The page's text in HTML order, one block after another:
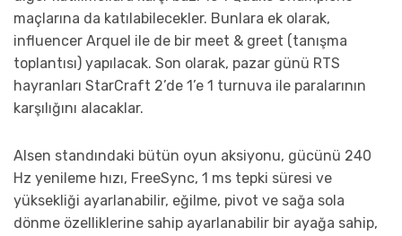
maçlarına da katılabilecekler. Bunlara ek olarak,
influencer Arquel ile de bir meet & greet (tanışma
toplantısı) yapılacak. Son olarak, pazar günü RTS
hayranları StarCraft 2’de 1’e 1 turnuva ile paralarının
karşılığını alacaklar.
Alsen standındaki bütün oyun aksiyonu, gücünü 240
Hz yenileme hızı, FreeSync, 1 ms tepki süresi ve
yüksekliği ayarlanabilir, eğilme, pivot ve sağa sola
dönme özelliklerine sahip ayarlanabilir bir ayağa sahip,